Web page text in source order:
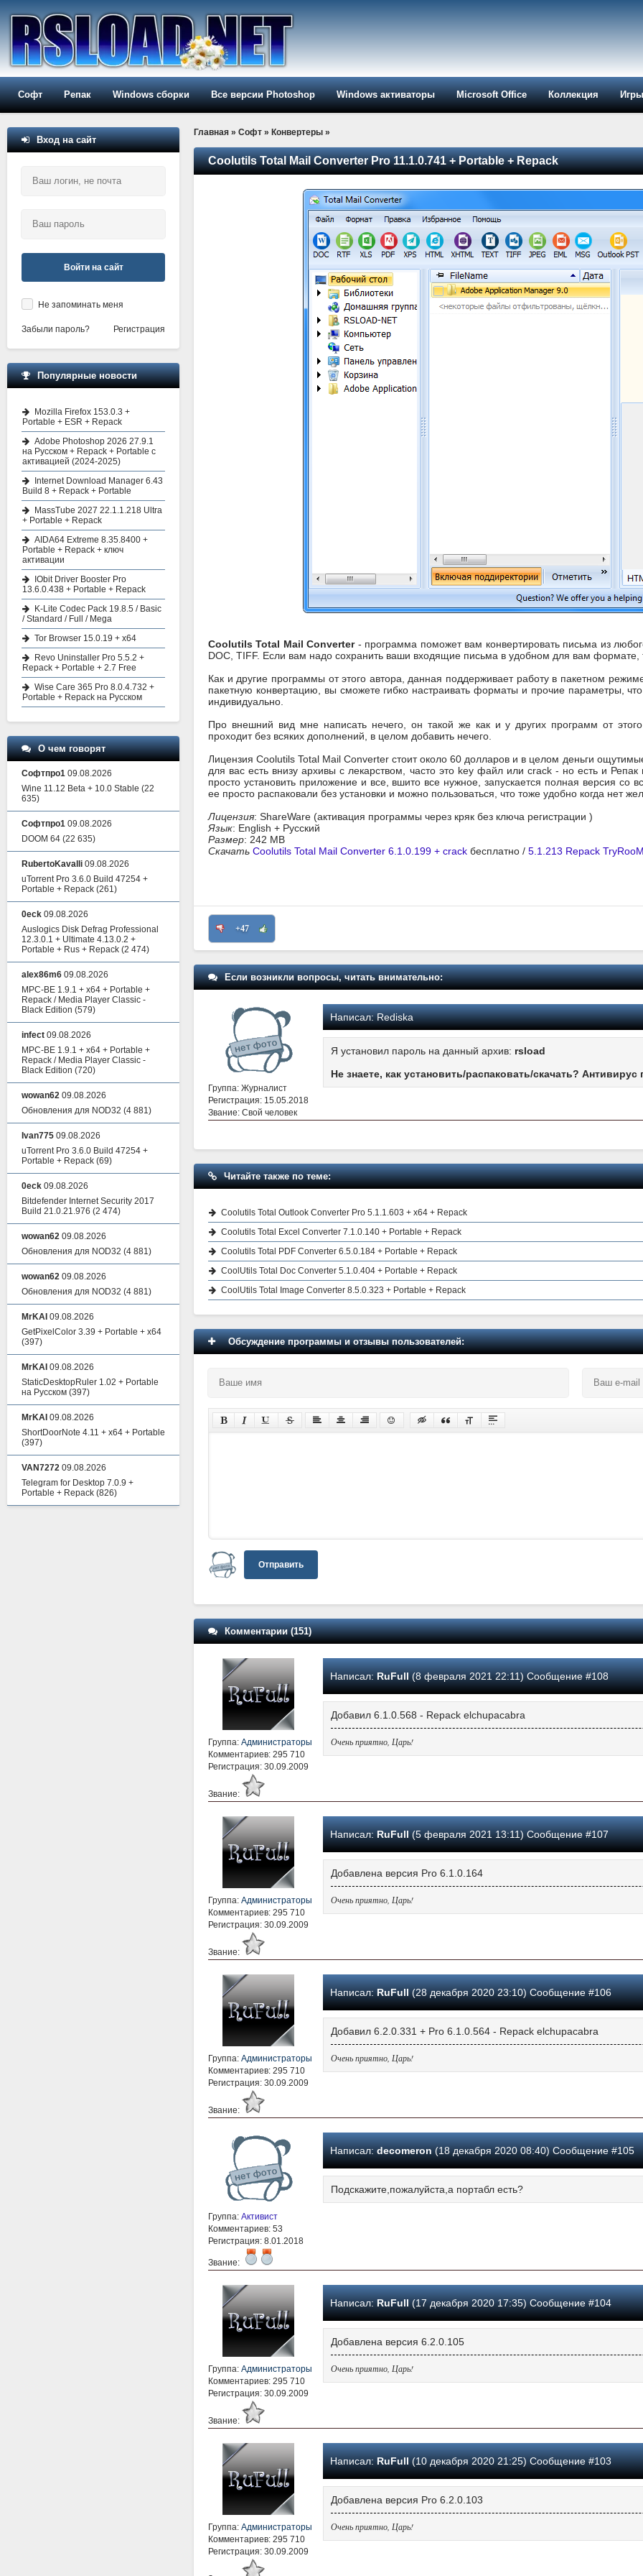
Софт Репак Windows сборки Все версии Photoshop Windows активаторы Microsoft Office Коллекция Игры
Главная » Софт » Конвертеры »
Coolutils Total Mail Converter Pro 11.1.0.741 + Portable + Repack
Coolutils Total Mail Converter - программа поможет вам конвертировать письма из
DOC, TIFF. Если вам надо сохранить ваши входящие письма в удобном для вам
Как и другие программы от этого автора, данная поддерживает работу в пакетном
пакетную конвертацию, вы сможете гибко настраивать форматы и прочие параметры,
индивидуально.
Про внешний вид мне написать нечего, он такой же как и у других программ от
проходит без всяких дополнений, в целом добавить нечего.
Лицензия Coolutils Total Mail Converter стоит около 60 долларов и в целом деньги
для вас есть внизу архивы с лекарством, часто это key файл или crack - но есть и
просто установить приложение и все, вшито все нужное, запускается полная версия
ее просто распаковали без установки и можно пользоваться, что тоже удобно когда нет
Лицензия: ShareWare (активация программы через кряк без ключа регистрации )
Язык: English + Русский
Размер: 242 MB
Скачать Coolutils Total Mail Converter 6.1.0.199 + crack бесплатно / 5.1.213 Repack
+47
Если возникли вопросы, читать внимательно:
Группа: Журналист
Регистрация: 15.05.2018
Звание: Свой человек
Написал:Rediska
Я установил пароль на данный архив: rsload
Не знаете, как установить/распаковать/скачать?
Читайте также по теме:
Coolutils Total Outlook Converter Pro 5.1.1.603 + x64 + Repack
Coolutils Total Excel Converter 7.1.0.140 + Portable + Repack
Coolutils Total PDF Converter 6.5.0.184 + Portable + Repack
CoolUtils Total Doc Converter 5.1.0.404 + Portable + Repack
CoolUtils Total Image Converter 8.5.0.323 + Portable + Repack
Обсуждение программы и отзывы пользователей:
Отправить
Комментарии (151)
Группа: Администраторы
Комментариев: 295 710
Регистрация: 30.09.2009
Звание:
Написал: RuFull(8 февраля 2021 22:11) Сообщение #108
Добавил 6.1.0.568 - Repack elchupacabra
Очень приятно, Царь!
Группа: Администраторы
Комментариев: 295 710
Регистрация: 30.09.2009
Звание:
Написал: RuFull(5 февраля 2021 13:11) Сообщение #107
Добавлена версия Pro 6.1.0.164
Очень приятно, Царь!
Группа: Администраторы
Комментариев: 295 710
Регистрация: 30.09.2009
Звание:
Написал: RuFull(28 декабря 2020 23:10) Сообщение #106
Добавил 6.2.0.331 + Pro 6.1.0.564 - Repack elchupacabra
Очень приятно, Царь!
Группа: Активист
Комментариев: 53
Регистрация: 8.01.2018
Звание:
Написал: decomeron(18 декабря 2020 08:40) Сообщение #105
Подскажите,пожалуйста,а портабл есть?
Группа: Администраторы
Комментариев: 295 710
Регистрация: 30.09.2009
Звание:
Написал: RuFull(17 декабря 2020 17:35) Сообщение #104
Добавлена версия 6.2.0.105
Очень приятно, Царь!
Группа: Администраторы
Комментариев: 295 710
Регистрация: 30.09.2009
Написал: RuFull(10 декабря 2020 21:25) Сообщение #103
Добавлена версия Pro 6.2.0.103
Очень приятно, Царь!
Вход на сайт
Войти на сайт
Не запоминать меня
Забыли пароль? Регистрация
Популярные новости
Mozilla Firefox 153.0.3 +
Portable + ESR + Repack
Adobe Photoshop 2026 27.9.1
на Русском + Repack + Portable с
активацией (2024-2025)
Internet Download Manager 6.43
Build 8 + Repack + Portable
MassTube 2027 22.1.1.218 Ultra
+ Portable + Repack
AIDA64 Extreme 8.35.8400 +
Portable + Repack + ключ
активации
IObit Driver Booster Pro
13.6.0.438 + Portable + Repack
K-Lite Codec Pack 19.8.5 / Basic
/ Standard / Full / Mega
Tor Browser 15.0.19 + x64
Revo Uninstaller Pro 5.5.2 +
Repack + Portable + 2.7 Free
Wise Care 365 Pro 8.0.4.732 +
Portable + Repack на Русском
О чем говорят
Софтпро1 09.08.2026
Wine 11.12 Beta + 10.0 Stable (22
635)
Софтпро1 09.08.2026
DOOM 64 (22 635)
RubertoKavalli 09.08.2026
uTorrent Pro 3.6.0 Build 47254 +
Portable + Repack (261)
0eck 09.08.2026
Auslogics Disk Defrag Professional
12.3.0.1 + Ultimate 4.13.0.2 +
Portable + Rus + Repack (2 474)
alex86m6 09.08.2026
MPC-BE 1.9.1 + x64 + Portable +
Repack / Media Player Classic -
Black Edition (579)
infect 09.08.2026
MPC-BE 1.9.1 + x64 + Portable +
Repack / Media Player Classic -
Black Edition (720)
wowan62 09.08.2026
Обновления для NOD32 (4 881)
Ivan775 09.08.2026
uTorrent Pro 3.6.0 Build 47254 +
Portable + Repack (69)
0eck 09.08.2026
Bitdefender Internet Security 2017
Build 21.0.21.976 (2 474)
wowan62 09.08.2026
Обновления для NOD32 (4 881)
wowan62 09.08.2026
Обновления для NOD32 (4 881)
MrKAI 09.08.2026
GetPixelColor 3.39 + Portable + x64
(397)
MrKAI 09.08.2026
StaticDesktopRuler 1.02 + Portable
на Русском (397)
MrKAI 09.08.2026
ShortDoorNote 4.11 + x64 + Portable
(397)
VAN7272 09.08.2026
Telegram for Desktop 7.0.9 +
Portable + Repack (826)